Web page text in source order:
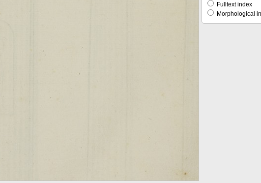
Fulltext index
Morphological